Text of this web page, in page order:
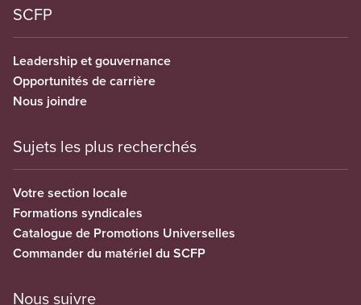
SCFP
Leadership et gouvernance
Opportunités de carrière
Nous joindre
Sujets les plus recherchés
Votre section locale
Formations syndicales
Catalogue de Promotions Universelles
Commander du matériel du SCFP
Nous suivre